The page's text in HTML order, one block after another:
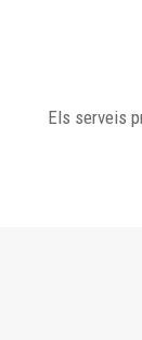
Els serveis